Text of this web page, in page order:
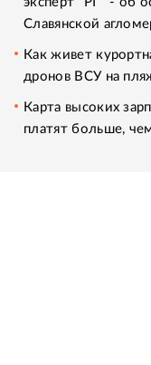
Славянской
Как живет
дронов ВСУ на
Карта высоких
платят больше,